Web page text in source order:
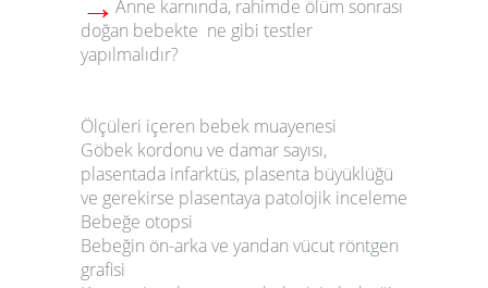
Anne karnında, rahimde ölüm sonrası
doğan bebekte ne gibi testler
yapılmalıdır?
Ölçüleri içeren bebek muayenesi
Göbek kordonu ve damar sayısı,
plasentada infarktüs, plasenta büyüklüğü
ve gerekirse plasentaya patolojik inceleme
Bebeğe otopsi
Bebeğin ön-arka ve yandan vücut röntgen
grafisi